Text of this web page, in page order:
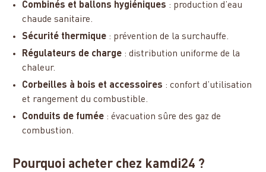
Combinés et ballons hygiéniques : production d’eau
chaude sanitaire.
Sécurité thermique : prévention de la surchauffe.
Régulateurs de charge : distribution uniforme de la
chaleur.
Corbeilles à bois et accessoires : confort d’utilisation
et rangement du combustible.
Conduits de fumée : évacuation sûre des gaz de
combustion.
Pourquoi acheter chez kamdi24 ?